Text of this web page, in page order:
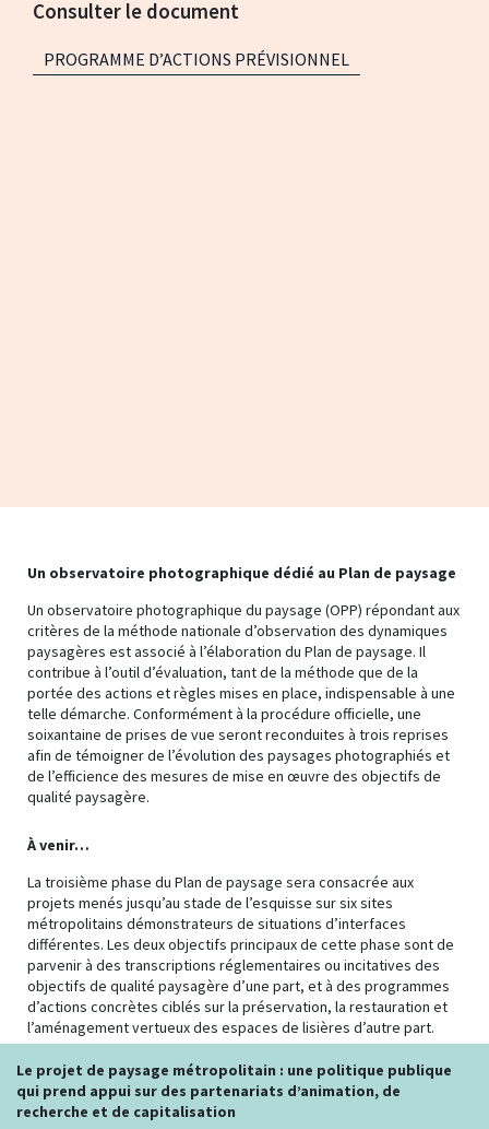
Consulter le document
PROGRAMME D’ACTIONS PRÉVISIONNEL
Un observatoire photographique dédié au Plan de paysage
Un observatoire photographique du paysage (OPP) répondant aux
critères de la méthode nationale d’observation des dynamiques
paysagères est associé à l’élaboration du Plan de paysage. Il
contribue à l’outil d’évaluation, tant de la méthode que de la
portée des actions et règles mises en place, indispensable à une
telle démarche. Conformément à la procédure officielle, une
soixantaine de prises de vue seront reconduites à trois reprises
afin de témoigner de l’évolution des paysages photographiés et
de l’efficience des mesures de mise en œuvre des objectifs de
qualité paysagère.
À venir…
La troisième phase du Plan de paysage sera consacrée aux
projets menés jusqu’au stade de l’esquisse sur six sites
métropolitains démonstrateurs de situations d’interfaces
différentes. Les deux objectifs principaux de cette phase sont de
parvenir à des transcriptions réglementaires ou incitatives des
objectifs de qualité paysagère d’une part, et à des programmes
d’actions concrètes ciblés sur la préservation, la restauration et
l’aménagement vertueux des espaces de lisières d’autre part.
Le projet de paysage métropolitain : une politique publique
qui prend appui sur des partenariats d’animation, de
recherche et de capitalisation